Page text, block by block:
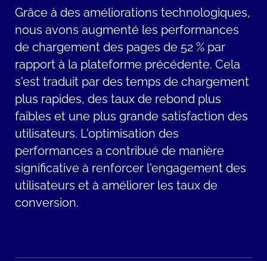
utilisateur cohérente entre la plateforme
et le système de commerce électronique
Magento, ce qui exigeait une planification
et une coordination minutieuses.
Tous ces défis ont dû être relevés dans le
contexte de projets existants et parallèles.
Une gestion de projet efficace et une
répartition optimale des ressources
étaient essentielles à la réussite du projet
et à la réalisation des objectifs fixés.
exigences et des dépendances en utilisant
une approche Agile, garantissant ainsi un
résultat fructueux.
Un élément clé de notre solution a été
l'intégration de la personnalisation
anonyme. Nous avons créé des
expériences sur mesure pour différents
types de clients en analysant le
comportement et les préférences des
utilisateurs. Cela a permis d'améliorer
l'engagement des utilisateurs et
d'augmenter les taux de conversion.
Grâce à des améliorations technologiques,
nous avons augmenté les performances
de chargement des pages de 52 % par
rapport à la plateforme précédente. Cela
s'est traduit par des temps de chargement
plus rapides, des taux de rebond plus
faibles et une plus grande satisfaction des
utilisateurs. L'optimisation des
performances a contribué de manière
significative à renforcer l'engagement des
utilisateurs et à améliorer les taux de
conversion.